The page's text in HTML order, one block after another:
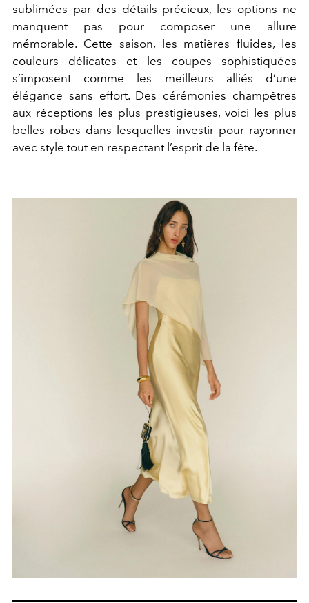
sublimées par des détails précieux, les options ne
manquent pas pour composer une allure
mémorable. Cette saison, les matières fluides, les
couleurs délicates et les coupes sophistiquées
s’imposent comme les meilleurs alliés d’une
élégance sans effort. Des cérémonies champêtres
aux réceptions les plus prestigieuses, voici les plus
belles robes dans lesquelles investir pour rayonner
avec style tout en respectant l’esprit de la fête.